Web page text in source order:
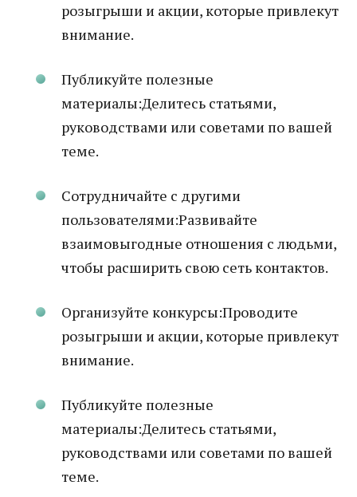
розыгрыши и акции, которые привлекут
внимание.
Публикуйте полезные
материалы:Делитесь статьями,
руководствами или советами по вашей
теме.
Сотрудничайте с другими
пользователями:Развивайте
взаимовыгодные отношения с людьми,
чтобы расширить свою сеть контактов.
Организуйте конкурсы:Проводите
розыгрыши и акции, которые привлекут
внимание.
Публикуйте полезные
материалы:Делитесь статьями,
руководствами или советами по вашей
теме.